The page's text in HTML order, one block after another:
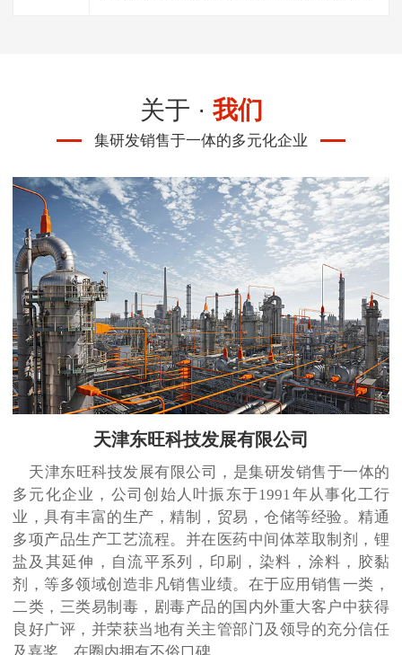
关于 · 我们
集研发销售于一体的多元化企业
天津东旺科技发展有限公司
天津东旺科技发展有限公司，是集研发销售于一体的
多元化企业，公司创始人叶振东于1991年从事化工行
业，具有丰富的生产，精制，贸易，仓储等经验。精通
多项产品生产工艺流程。并在医药中间体萃取制剂，锂
盐及其延伸，自流平系列，印刷，染料，涂料，胶黏
剂，等多领域创造非凡销售业绩。在于应用销售一类，
二类，三类易制毒，剧毒产品的国内外重大客户中获得
良好广评，并荣获当地有关主管部门及领导的充分信任
及嘉奖，在圈内拥有不俗口碑。